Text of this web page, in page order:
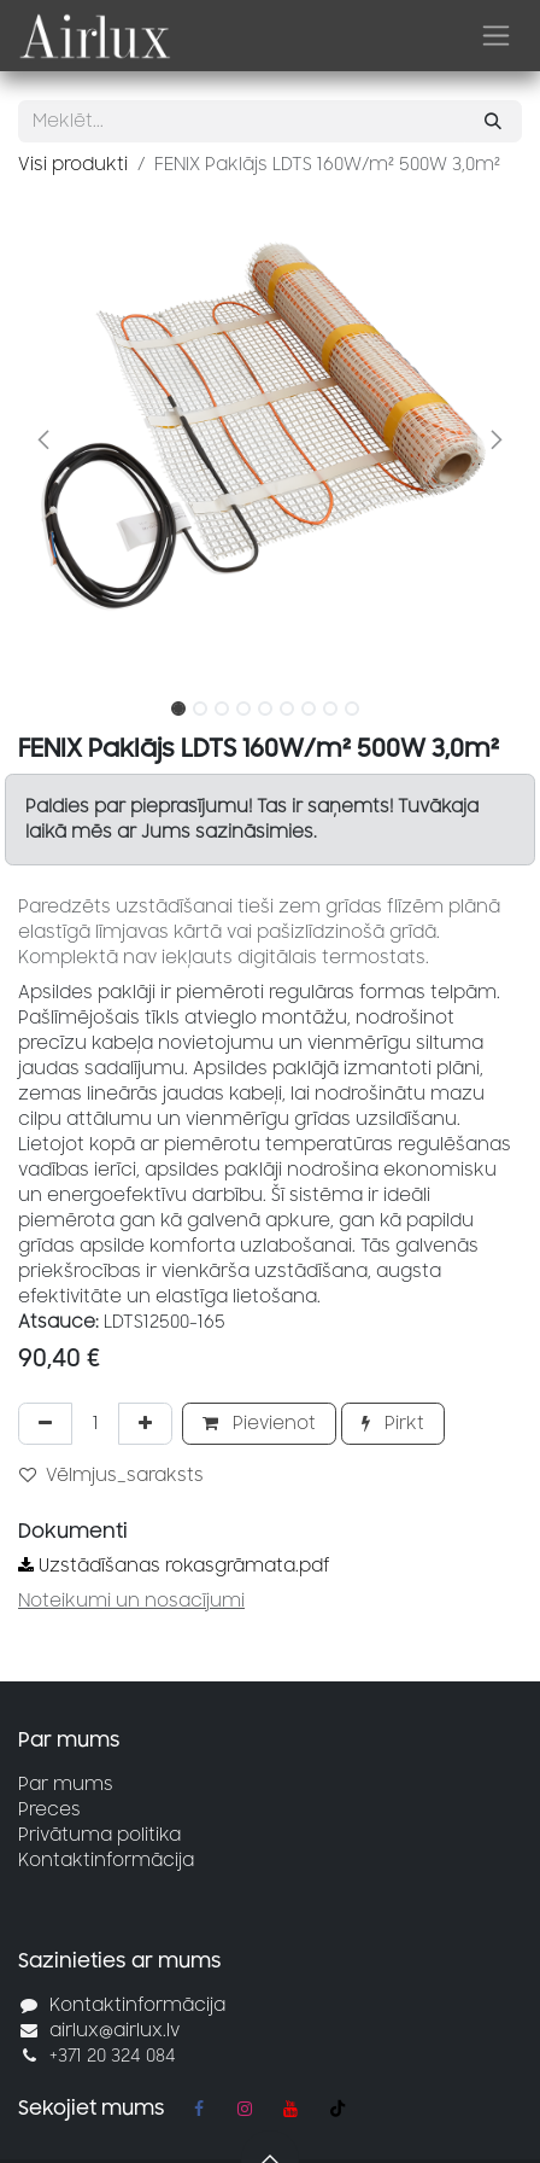
Skip to Content
Visi produkti FENIX Paklājs LDTS 160W/m² 500W 3,0m²
FENIX Paklājs LDTS 160W/m² 500W 3,0m²
Paldies par pieprasījumu! Tas ir saņemts! Tuvākaja
laikā mēs ar Jums sazināsimies.
Paredzēts uzstādīšanai tieši zem grīdas flīzēm plānā
elastīgā līmjavas kārtā vai pašizlīdzinošā grīdā.
Komplektā nav iekļauts digitālais termostats.
Apsildes paklāji ir piemēroti regulāras formas telpām.
Pašlīmējošais tīkls atvieglo montāžu, nodrošinot
precīzu kabeļa novietojumu un vienmērīgu siltuma
jaudas sadalījumu. Apsildes paklājā izmantoti plāni,
zemas lineārās jaudas kabeļi, lai nodrošinātu mazu
cilpu attālumu un vienmērīgu grīdas uzsildīšanu.
Lietojot kopā ar piemērotu temperatūras regulēšanas
vadības ierīci, apsildes paklāji nodrošina ekonomisku
un energoefektīvu darbību. Šī sistēma ir ideāli
piemērota gan kā galvenā apkure, gan kā papildu
grīdas apsilde komforta uzlabošanai. Tās galvenās
priekšrocības ir vienkārša uzstādīšana, augsta
efektivitāte un elastīga lietošana.
Atsauce: LDTS12500-165
90,40 €
Pievienot Pirkt
Vēlmjus_saraksts
Dokumenti
Uzstādīšanas rokasgrāmata.pdf
Noteikumi un nosacījumi
Par mums
Par mums
Preces
Privātuma politika
Kontaktinformācija
Sazinieties ar mums
Kontaktinformācija
airlux@airlux.lv
+371 20 324 084
Sekojiet mums